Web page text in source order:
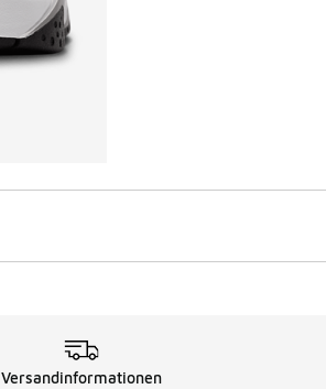
Versandinformationen